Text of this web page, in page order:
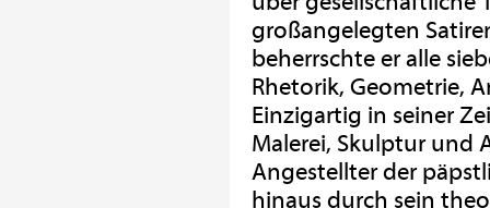
großangelegten
beherrschte er alle
Rhetorik, Geometrie,
Einzigartig in seiner
Malerei, Skulptur und
Angestellter der
hinaus durch sein